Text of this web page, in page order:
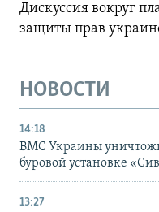
Дискуссия вокруг
защиты прав
НОВОСТИ
14:18
ВМС Украины
буровой установке
13:27